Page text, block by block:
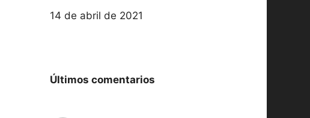
Fecha
14 de abril de 2021
Últimos comentarios